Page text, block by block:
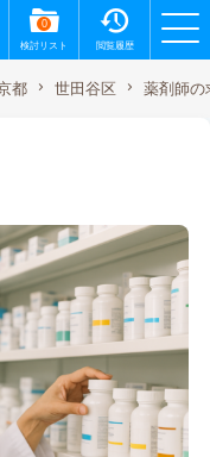
0
検討リスト 閲覧履歴
都 世田谷区 薬剤師の